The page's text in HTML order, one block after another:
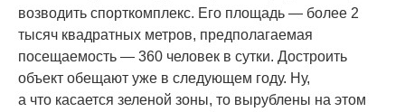
возводить спорткомплекс. Его площадь — более 2
тысяч квадратных метров, предполагаемая
посещаемость — 360 человек в сутки. Достроить
объект обещают уже в следующем году. Ну,
а что касается зеленой зоны, то вырублены на этом